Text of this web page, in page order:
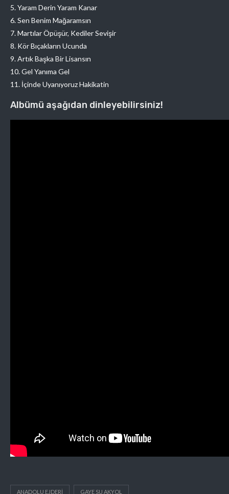
5. Yaram Derin Yaram Kanar
6. Sen Benim Mağaramsın
7. Martılar Öpüşür, Kediler Sevişir
8. Kör Bıçakların Ucunda
9. Artık Başka Bir Lisansın
10. Gel Yanıma Gel
11. İçinde Uyanıyoruz Hakikatin
Albümü aşağıdan dinleyebilirsiniz!
ANADOLU EJDERI GAYE SU AKYOL